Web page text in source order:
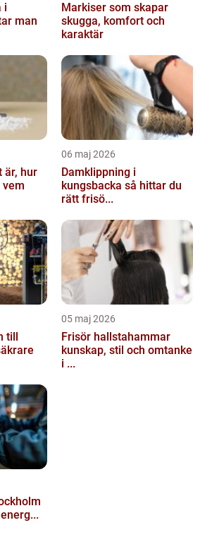
i
Markiser som skapar
skugga, komfort och
karaktär
är, hur
06 maj 2026
Damklippning i
kungsbacka så hittar du
rätt frisö...
05 maj 2026
Frisör hallstahammar
kunskap, stil och omtanke
i ...